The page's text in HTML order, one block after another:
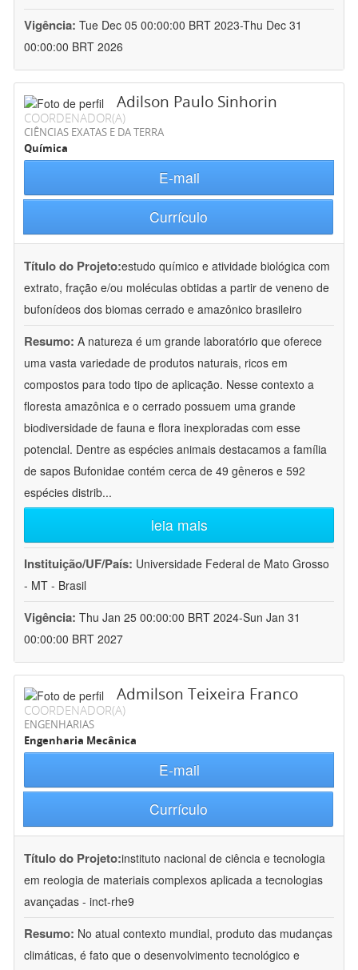
Vigência: Tue Dec 05 00:00:00 BRT 2023-Thu Dec 31
00:00:00 BRT 2026
Adilson Paulo Sinhorin
COORDENADOR(A)
CIÊNCIAS EXATAS E DA TERRA
Química
E-mail
Currículo
Título do Projeto:estudo químico e atividade biológica com
extrato, fração e/ou moléculas obtidas a partir de veneno de
bufonídeos dos biomas cerrado e amazônico brasileiro
Resumo: A natureza é um grande laboratório que oferece
uma vasta variedade de produtos naturais, ricos em
compostos para todo tipo de aplicação. Nesse contexto a
floresta amazônica e o cerrado possuem uma grande
biodiversidade de fauna e flora inexploradas com esse
potencial. Dentre as espécies animais destacamos a família
de sapos Bufonidae contém cerca de 49 gêneros e 592
espécies distrib...
leia mais
Instituição/UF/País: Universidade Federal de Mato Grosso
- MT - Brasil
Vigência: Thu Jan 25 00:00:00 BRT 2024-Sun Jan 31
00:00:00 BRT 2027
Admilson Teixeira Franco
COORDENADOR(A)
ENGENHARIAS
Engenharia Mecânica
E-mail
Currículo
Título do Projeto:instituto nacional de ciência e tecnologia
em reologia de materiais complexos aplicada a tecnologias
avançadas - inct-rhe9
Resumo: No atual contexto mundial, produto das mudanças
climáticas, é fato que o desenvolvimento tecnológico e